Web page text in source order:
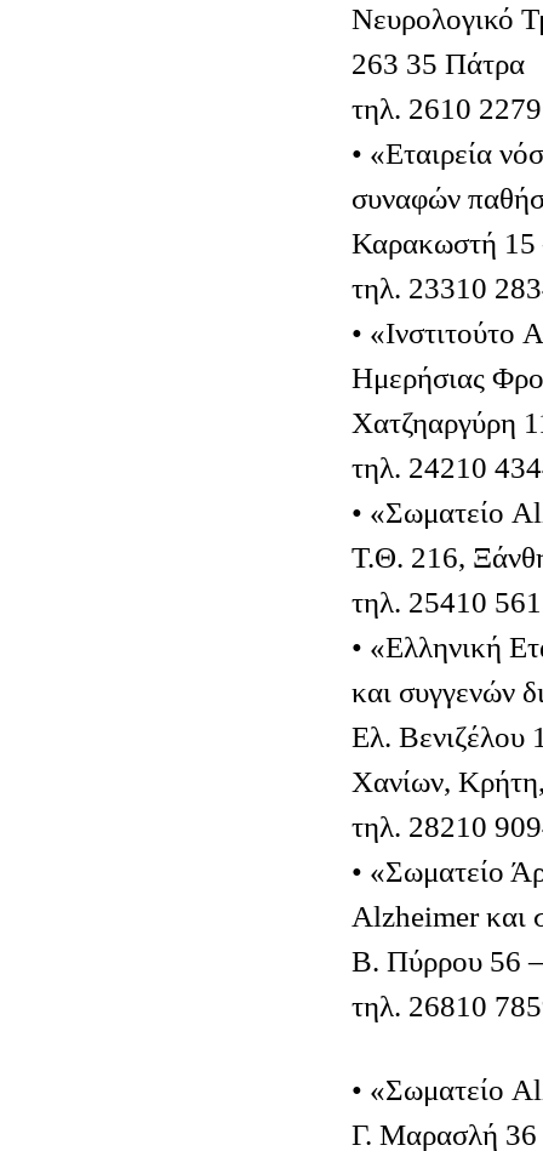
Νευρολογικό
263 35 Πάτρα
τηλ. 2610
• «Εταιρεία
συναφών
Καρακωστή 15
τηλ. 23310
• «Ινστιτούτο
Ημερήσιας
Χατζηαργύρη
τηλ. 24210
• «Σωματείο
Τ.Θ. 216,
τηλ. 25410
• «Ελληνική
και συγγενών
Ελ. Βενιζέλου
Χανίων,
τηλ. 28210
• «Σωματείο
Alzheimer και
Β. Πύρρου 56
τηλ. 26810
• «Σωματείο
Γ. Μαρασλή